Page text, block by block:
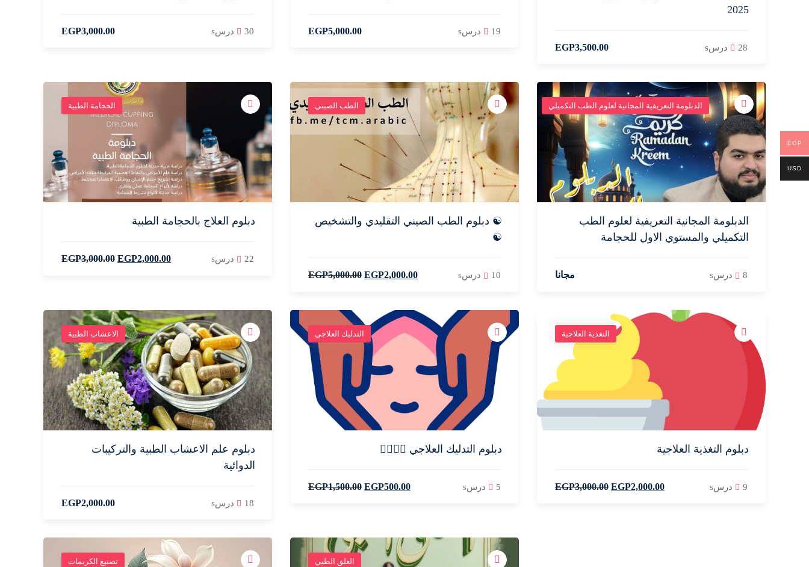
30 درسs EGP3,000.00 19 درسs EGP5,000.00
2025
28 درسs EGP3,500.00
الحجامة الطبية
دبلوم العلاج بالحجامة الطبية
22 درسs EGP3,000.00 EGP2,000.00
الطب الصيني
☯️ دبلوم الطب الصيني التقليدي والتشخيص
☯️
10 درسs EGP5,000.00 EGP2,000.00
الدبلومة التعريفية المجانية لعلوم الطب التكميلي
الدبلومة المجانية التعريفية لعلوم الطب
التكميلي والمستوي الاول للحجامة
8 درسs مجانا
الاعشاب الطبية
دبلوم علم الاعشاب الطبية والتركيبات
الدوائية
18 درسs EGP2,000.00
التدليك العلاجي
دبلوم التدليك العلاجي 💆‍♀️💆‍♂️
5 درسs EGP1,500.00 EGP500.00
التغذية العلاجية
دبلوم التغذية العلاجية
9 درسs EGP3,000.00 EGP2,000.00
تصنيع الكريمات العلق الطبي
EGP
USD